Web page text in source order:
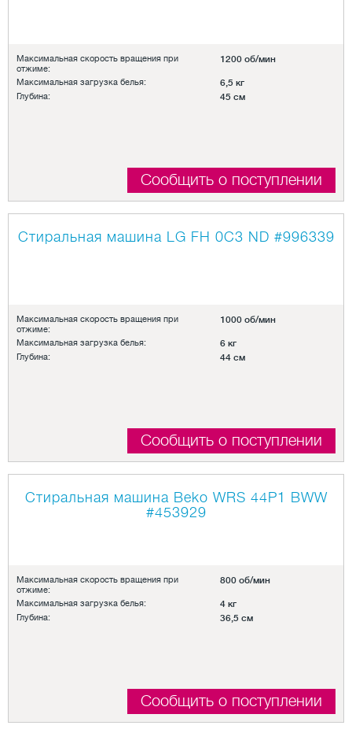
Максимальная скорость вращения при
отжиме:
1200 об/мин
Максимальная загрузка белья: 6,5 кг
Глубина: 45 см
Сообщить о поступлении
Стиральная машина LG FH 0C3 ND #996339
Максимальная скорость вращения при
отжиме:
1000 об/мин
Максимальная загрузка белья: 6 кг
Глубина: 44 см
Сообщить о поступлении
Стиральная машина Beko WRS 44P1 BWW
#453929
Максимальная скорость вращения при
отжиме:
800 об/мин
Максимальная загрузка белья: 4 кг
Глубина: 36,5 см
Сообщить о поступлении